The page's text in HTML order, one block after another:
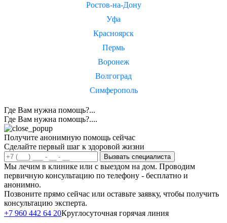
Ростов-на-Дону
Уфа
Красноярск
Пермь
Воронеж
Волгоград
Симферополь
Где Вам нужна помощь?...
Где Вам нужна помощь?....
Получите анонимную помощь сейчас
Сделайте первый шаг к здоровой жизни
Вызвать специалиста
Мы лечим в клинике или с выездом на дом. Проводим
первичную консультацию по телефону - бесплатно и
анонимно.
Позвоните прямо сейчас или оставьте заявку, чтобы получить
консультацию эксперта.
+7 960 442 64 20Круглосуточная горячая линия